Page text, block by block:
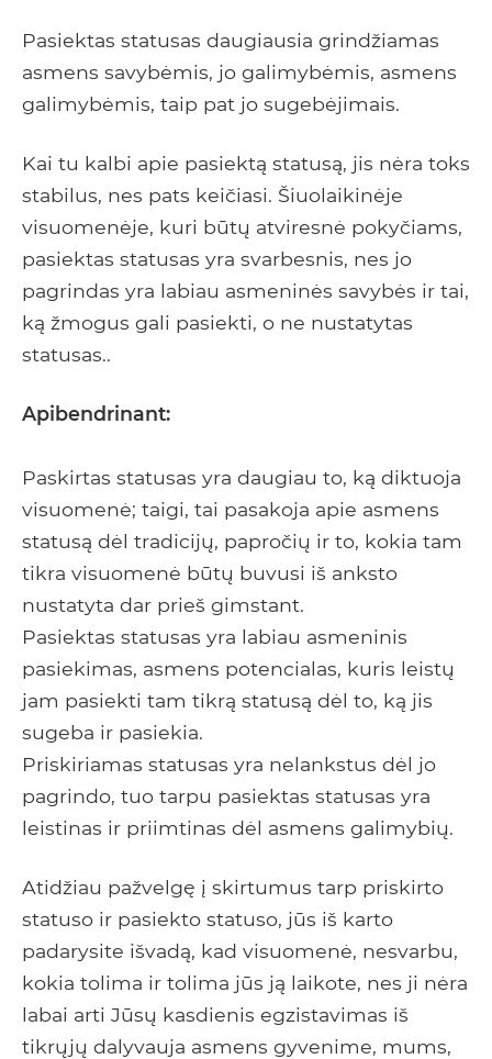
Pasiektas statusas daugiausia grindžiamas
asmens savybėmis, jo galimybėmis, asmens
galimybėmis, taip pat jo sugebėjimais.
Kai tu kalbi apie pasiektą statusą, jis nėra toks
stabilus, nes pats keičiasi. Šiuolaikinėje
visuomenėje, kuri būtų atviresnė pokyčiams,
pasiektas statusas yra svarbesnis, nes jo
pagrindas yra labiau asmeninės savybės ir tai,
ką žmogus gali pasiekti, o ne nustatytas
statusas..
Apibendrinant:
Paskirtas statusas yra daugiau to, ką diktuoja
visuomenė; taigi, tai pasakoja apie asmens
statusą dėl tradicijų, papročių ir to, kokia tam
tikra visuomenė būtų buvusi iš anksto
nustatyta dar prieš gimstant.
Pasiektas statusas yra labiau asmeninis
pasiekimas, asmens potencialas, kuris leistų
jam pasiekti tam tikrą statusą dėl to, ką jis
sugeba ir pasiekia.
Priskiriamas statusas yra nelankstus dėl jo
pagrindo, tuo tarpu pasiektas statusas yra
leistinas ir priimtinas dėl asmens galimybių.
Atidžiau pažvelgę ​​į skirtumus tarp priskirto
statuso ir pasiekto statuso, jūs iš karto
padarysite išvadą, kad visuomenė, nesvarbu,
kokia tolima ir tolima jūs ją laikote, nes ji nėra
labai arti Jūsų kasdienis egzistavimas iš
tikrųjų dalyvauja asmens gyvenime, mums,